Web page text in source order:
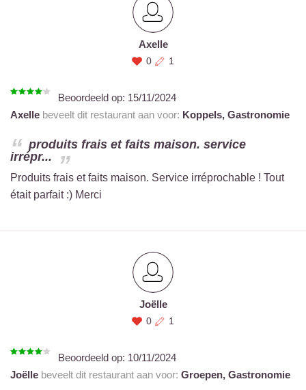
Axelle
0 1
Beoordeeld op: 15/11/2024
Axelle beveelt dit restaurant aan voor: Koppels, Gastronomie
produits frais et faits maison. service
irrépr...
Produits frais et faits maison. Service irréprochable ! Tout
était parfait :) Merci
Joëlle
0 1
Beoordeeld op: 10/11/2024
Joëlle beveelt dit restaurant aan voor: Groepen, Gastronomie